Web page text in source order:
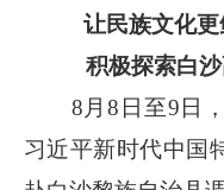
让民族文化
积极探索白
8月8日至9日，
习近平新时代中国